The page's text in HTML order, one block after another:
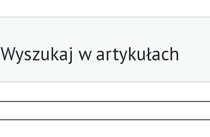
Wyszukaj w artykułach